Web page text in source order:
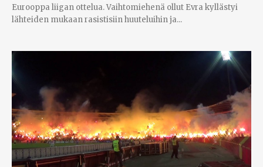
Eurooppa liigan ottelua. Vaihtomiehenä ollut Evra kyllästyi
lähteiden mukaan rasistisiin huuteluihin ja...